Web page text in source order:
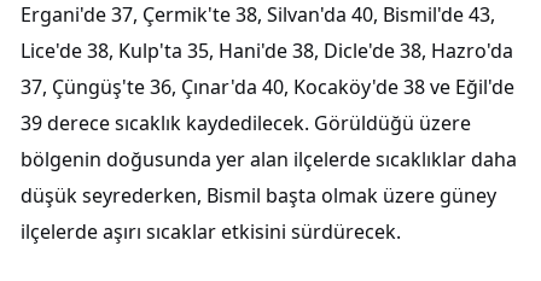
Ergani'de 37, Çermik'te 38, Silvan'da 40, Bismil'de 43,
Lice'de 38, Kulp'ta 35, Hani'de 38, Dicle'de 38, Hazro'da
37, Çüngüş'te 36, Çınar'da 40, Kocaköy'de 38 ve Eğil'de
39 derece sıcaklık kaydedilecek. Görüldüğü üzere
bölgenin doğusunda yer alan ilçelerde sıcaklıklar daha
düşük seyrederken, Bismil başta olmak üzere güney
ilçelerde aşırı sıcaklar etkisini sürdürecek.